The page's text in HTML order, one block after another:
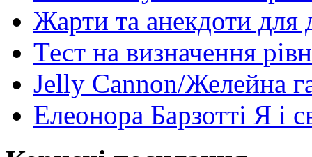
Жарти та анекдоти для
Тест на визначення
Jelly Cannon/Желейна
Елеонора Барзотті Я і